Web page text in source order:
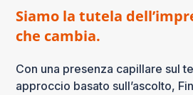
Siamo la tutela
che cambia.
Con una presenza capillare sul
approccio basato sull’ascolto,